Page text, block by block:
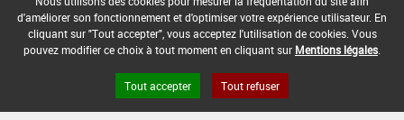
DATE DE FIN D'UTILISATION :
-
d'améliorer son fonctionnement et d'optimiser votre expérience utilisateur. En
cliquant sur "Tout accepter", vous acceptez l'utilisation de cookies. Vous
pouvez modifier ce choix à tout moment en cliquant sur Mentions légales
Tout accepter Tout refuser